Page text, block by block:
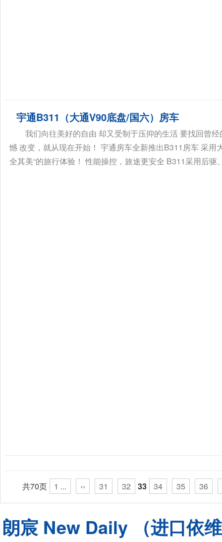
宇通B311（大通V90底盘/国六）房车
我们向往美好的自由 却又受制于压抑的生活 要找回曾
憾 改变，就从现在开始！ 宇通房车全新推出B311房车 采
全其美“的旅行体验！ 性能操控，旅途更安全 B311采用后驱
共70页 1 ... ‹‹ 31 32 33 34 35 36
朗宸 New Daily （进口依